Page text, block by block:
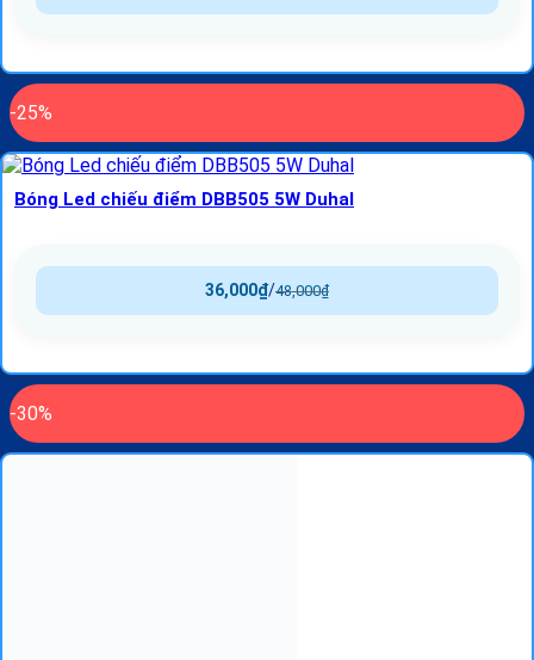
-25%
Bóng Led chiếu điểm DBB505 5W Duhal
48,000₫
/
36,000₫
-30%